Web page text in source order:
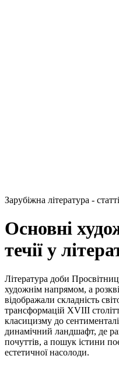
Зарубіжна література -
Основні
течії у
Література доби
художнім напрямом, а
відображали складність
трансформацій XVIII
класицизму до
динамічний ландшафт, де
почуттів, а пошук істини
естетичної насолоди.